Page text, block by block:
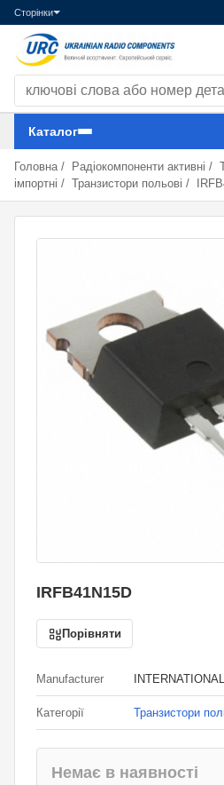
Сторінки
Пошук компонентів
Каталог
Головна / Радіокомпоненти активні /
імпортні / Транзистори польові /
IRFB41N15D
Порівняти
Manufacturer
Категорії Транзистори
Немає в наявності